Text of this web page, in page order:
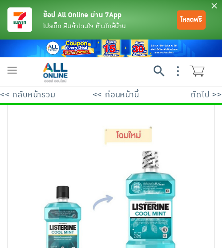
เครื่องดื่มและผงชงดื่ม
เครื่องปรุงรสและของแห้ง
พระเครื่อง test pop
ช้อป All Online ผ่าน 7App
โปรเด็ด สินค้าโดนใจ ห้างใกล้บ้าน
โหลดฟรี
Toggle
<< กลับหน้ารวม << ก่อนหน้านี้ ถัดไป >>